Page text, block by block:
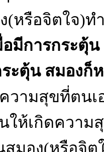
(หรือจิตใจ)
อมีการกระตุ้
ะตุ้น สมองก็
วามสุขที่ตน
ให้เกิดควา
มอง(หรือจิต